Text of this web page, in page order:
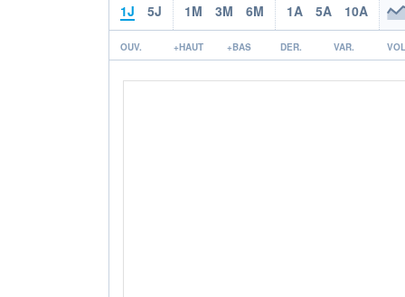
1J 5J 1M 3M 6M 1A 5A 10A
OUV. +HAUT +BAS DER. VAR.